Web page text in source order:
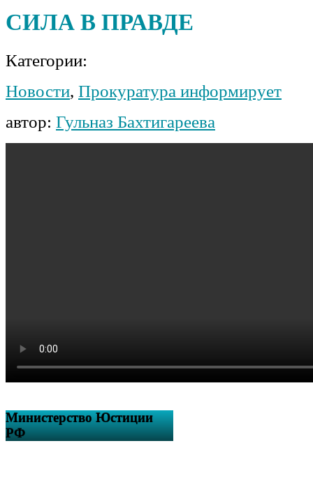
СИЛА В ПРАВДЕ
Категории:
Новости, Прокуратура информирует
автор: Гульназ Бахтигареева
Министерство Юстиции
РФ